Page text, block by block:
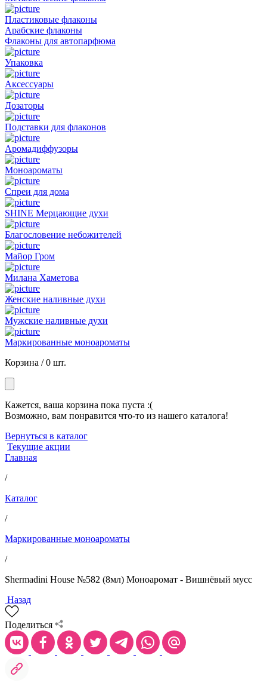
Пластиковые флаконы
Арабские флаконы
Флаконы для автопарфюма
Упаковка
Аксессуары
Дозаторы
Подставки для флаконов
Аромадиффузоры
Моноароматы
Спреи для дома
SHINE Мерцающие духи
Благословение небожителей
Майор Гром
Милана Хаметова
Женские наливные духи
Мужские наливные духи
Маркированные моноароматы
Корзина /0 шт.
Кажется, ваша корзина пока пуста :(
Возможно, вам понравится что-то из нашего каталога!
Вернуться в каталог
Текущие акции
Главная
/
Каталог
/
Маркированные моноароматы
/
Shermadini House №582 (8мл) Моноаромат - Вишнёвый мусс
Назад
Поделиться